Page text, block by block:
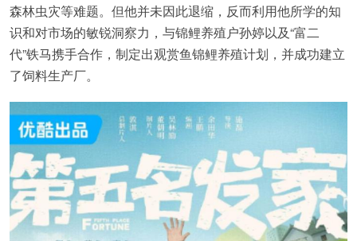
森林虫灾等难题。但他并未因此退缩，反而利用他所学的知
识和对市场的敏锐洞察力，与锦鲤养殖户孙婷以及“富二
代”铁马携手合作，制定出观赏鱼锦鲤养殖计划，并成功建立
了饲料生产厂。